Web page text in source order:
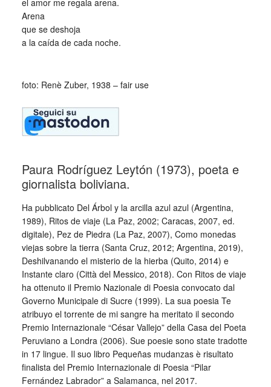
el amor me regala arena.
Arena
que se deshoja
a la caída de cada noche.
foto: Renè Zuber, 1938 – fair use
Paura Rodríguez Leytón (1973), poeta e
giornalista boliviana.
Ha pubblicato Del Árbol y la arcilla azul azul (Argentina,
1989), Ritos de viaje (La Paz, 2002; Caracas, 2007, ed.
digitale), Pez de Piedra (La Paz, 2007), Como monedas
viejas sobre la tierra (Santa Cruz, 2012; Argentina, 2019),
Deshilvanando el misterio de la hierba (Quito, 2014) e
Instante claro (Città del Messico, 2018). Con Ritos de viaje
ha ottenuto il Premio Nazionale di Poesia convocato dal
Governo Municipale di Sucre (1999). La sua poesia Te
atribuyo el torrente de mi sangre ha meritato il secondo
Premio Internazionale “César Vallejo” della Casa del Poeta
Peruviano a Londra (2006). Sue poesie sono state tradotte
in 17 lingue. Il suo libro Pequeñas mudanzas è risultato
finalista del Premio Internazionale di Poesia “Pilar
Fernández Labrador” a Salamanca, nel 2017.